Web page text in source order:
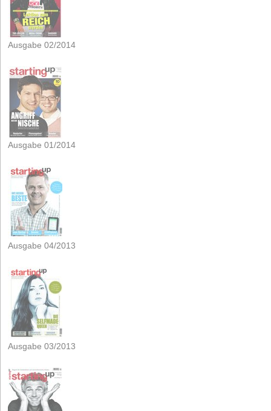
Ausgabe 02/2014
Ausgabe 01/2014
Ausgabe 04/2013
Ausgabe 03/2013